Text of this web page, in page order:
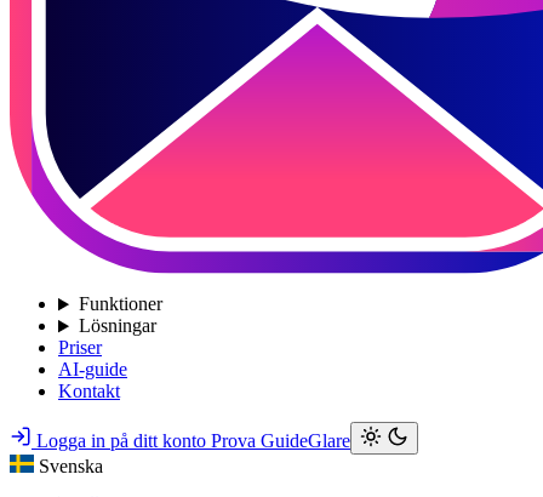
Funktioner
Lösningar
Priser
AI-guide
Kontakt
Logga in på ditt konto Prova GuideGlare
Svenska